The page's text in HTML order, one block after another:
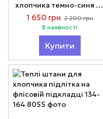
хлопчика темно-синя на
12 років
1 650 грн 2 200 грн
В наявності
Купити